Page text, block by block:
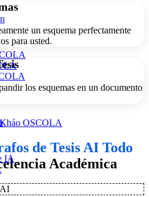
OSCOLA
IA
un esquema perfectamente
para usted.
los esquemas en un documento
de Tesis AI Todo
Académica